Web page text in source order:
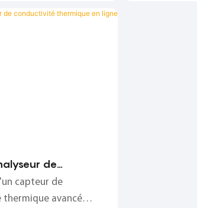
et de haute fiabilité
de
thermique en
capteur de
avancé